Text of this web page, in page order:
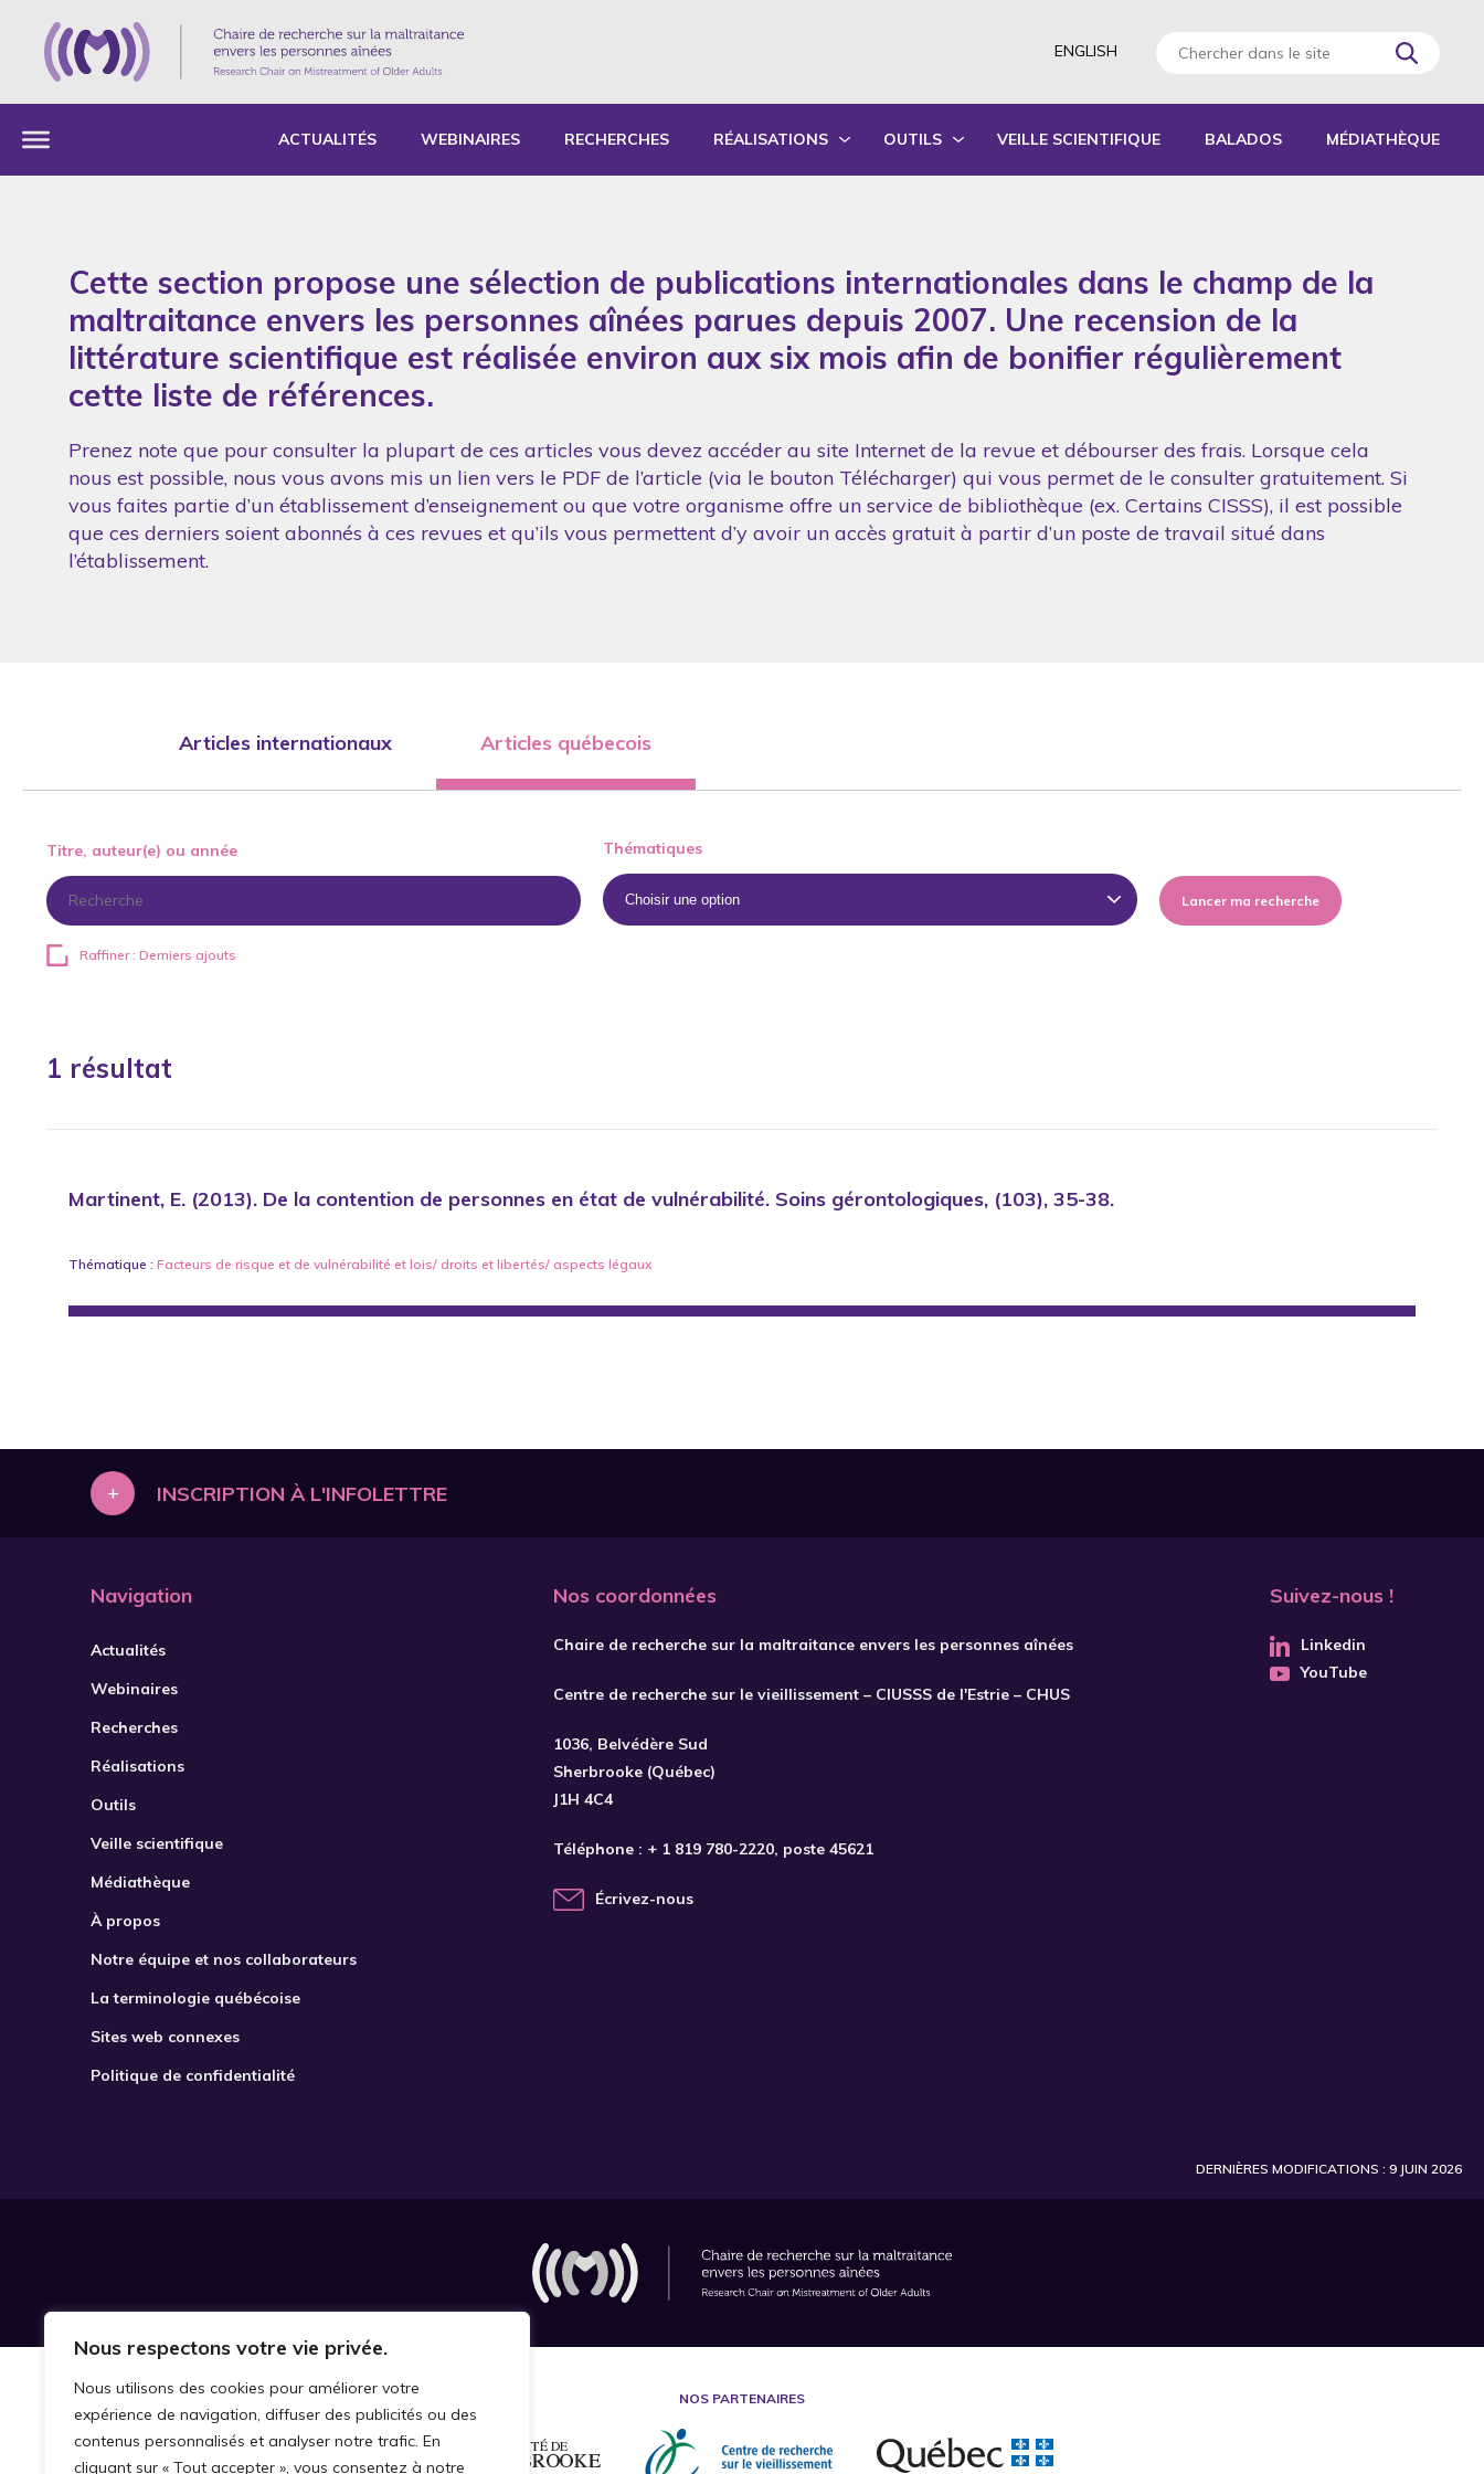
Nous respectons votre vie privée.
Nous utilisons des cookies pour améliorer votre
expérience de navigation, diffuser des publicités ou des
contenus personnalisés et analyser notre trafic. En
cliquant sur « Tout accepter », vous consentez à notre
ENGLISH
ACTUALITÉS WEBINAIRES RECHERCHES RÉALISATIONS
SYNTHÈSE DES RAPPORTS ANNUELS D’ACTIVITÉS
OUTILS
FORMATIONS
VEILLE SCIENTIFIQUE BALADOS MÉDIATHÈQUE
Cette section propose une sélection de publications internationales dans le champ de la
maltraitance envers les personnes aînées parues depuis 2007. Une recension de la
littérature scientifique est réalisée environ aux six mois afin de bonifier régulièrement
cette liste de références.
Prenez note que pour consulter la plupart de ces articles vous devez accéder au site Internet de la revue et débourser des frais. Lorsque cela
nous est possible, nous vous avons mis un lien vers le PDF de l’article (via le bouton Télécharger) qui vous permet de le consulter gratuitement. Si
vous faites partie d’un établissement d’enseignement ou que votre organisme offre un service de bibliothèque (ex. Certains CISSS), il est possible
que ces derniers soient abonnés à ces revues et qu’ils vous permettent d’y avoir un accès gratuit à partir d’un poste de travail situé dans
l’établissement.
Articles internationaux Articles québecois
Titre, auteur(e) ou année Thématiques
Lancer ma recherche
Raffiner : Derniers ajouts
1 résultat
Martinent, E. (2013). De la contention de personnes en état de vulnérabilité. Soins gérontologiques, (103), 35-38.
Thématique : Facteurs de risque et de vulnérabilité et lois/ droits et libertés/ aspects légaux
+ INSCRIPTION À L'INFOLETTRE
Navigation
Actualités
Webinaires
Recherches
Réalisations
Outils
Veille scientifique
Médiathèque
À propos
Notre équipe et nos collaborateurs
La terminologie québécoise
Sites web connexes
Politique de confidentialité
Nos coordonnées
Chaire de recherche sur la maltraitance envers les personnes aînées
Centre de recherche sur le vieillissement – CIUSSS de l'Estrie – CHUS
1036, Belvédère Sud
Sherbrooke (Québec)
J1H 4C4
Téléphone : + 1 819 780-2220, poste 45621
Écrivez-nous
Suivez-nous !
Linkedin
YouTube
DERNIÈRES MODIFICATIONS : 9 JUIN 2026
NOS PARTENAIRES